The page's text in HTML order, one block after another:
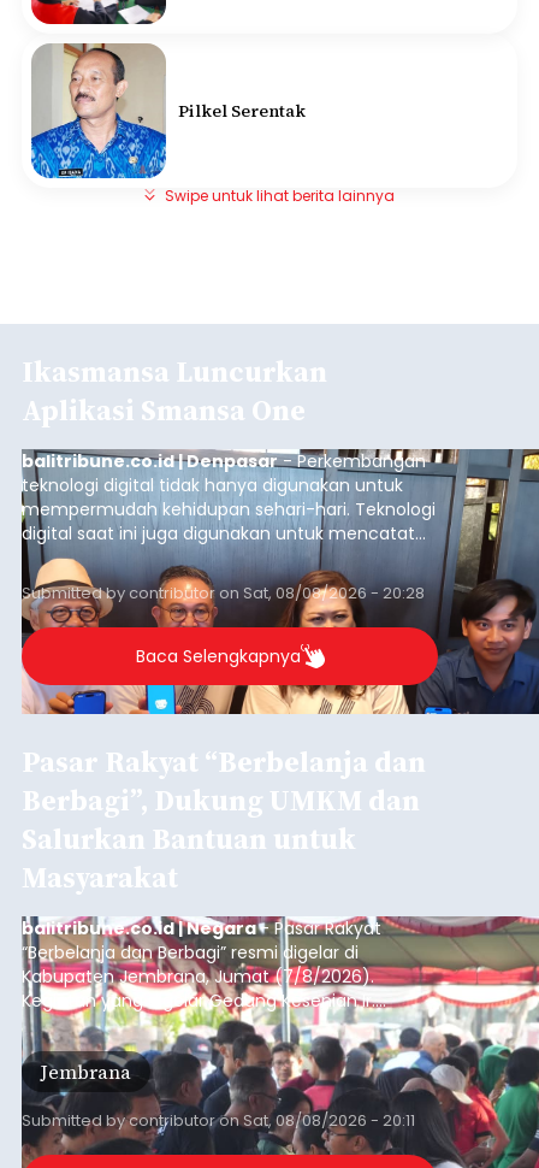
Pilkel Serentak
Swipe untuk lihat berita lainnya
Ikasmansa Luncurkan
Aplikasi Smansa One
balitribune.co.id | Denpasar- Perkembangan
teknologi digital tidak hanya digunakan untuk
mempermudah kehidupan sehari-hari. Teknologi
digital saat ini juga digunakan untuk mencatat
dan mengelola data base alumni dari suatu
sekolah, salah satunya adalah alumni SMA 1
Denpasar.
Submitted bycontributoron Sat, 08/08/2026 - 20:28
Baca Selengkapnya
Pasar Rakyat “Berbelanja dan
Berbagi”, Dukung UMKM dan
Salurkan Bantuan untuk
Masyarakat
balitribune.co.id | Negara- Pasar Rakyat
“Berbelanja dan Berbagi” resmi digelar di
Kabupaten Jembrana, Jumat (7/8/2026).
Kegiatan yang digelar Gedung Kesenian Ir.
Soekarno ini memadukan pemberdayaan
ekonomi masyarakat dengan aksi sosial tersebut
mendapat antusiasme tinggi dan mencatat nilai
transaksi mencapai Rp672.733.200.
Jembrana
Submitted bycontributoronSat, 08/08/2026 - 20:11